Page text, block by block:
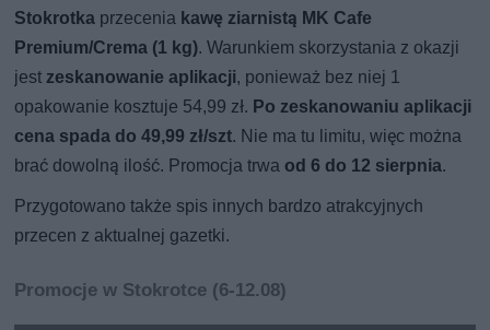
Stokrotka przecenia kawę ziarnistą MK Cafe
Premium/Crema (1 kg). Warunkiem skorzystania z okazji
jest zeskanowanie aplikacji, ponieważ bez niej 1
opakowanie kosztuje 54,99 zł. Po zeskanowaniu aplikacji
cena spada do 49,99 zł/szt. Nie ma tu limitu, więc można
brać dowolną ilość. Promocja trwa od 6 do 12 sierpnia.
Przygotowano także spis innych bardzo atrakcyjnych
przecen z aktualnej gazetki.
Promocje w Stokrotce (6-12.08)